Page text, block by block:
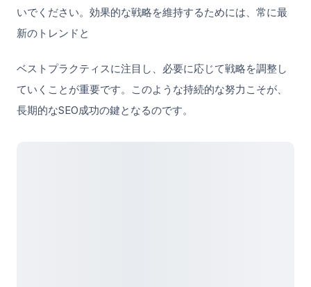
いでください。効果的な戦略を維持するためには、常に最
新のトレンドと
ベストプラクティスに注目し、必要に応じて戦略を調整し
ていくことが重要です。このような持続的な努力こそが、
長期的なSEO成功の鍵となるのです。